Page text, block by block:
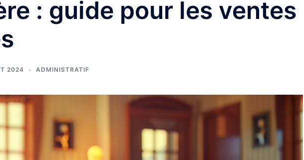
: guide pour les ventes
2024 ADMINISTRATIF